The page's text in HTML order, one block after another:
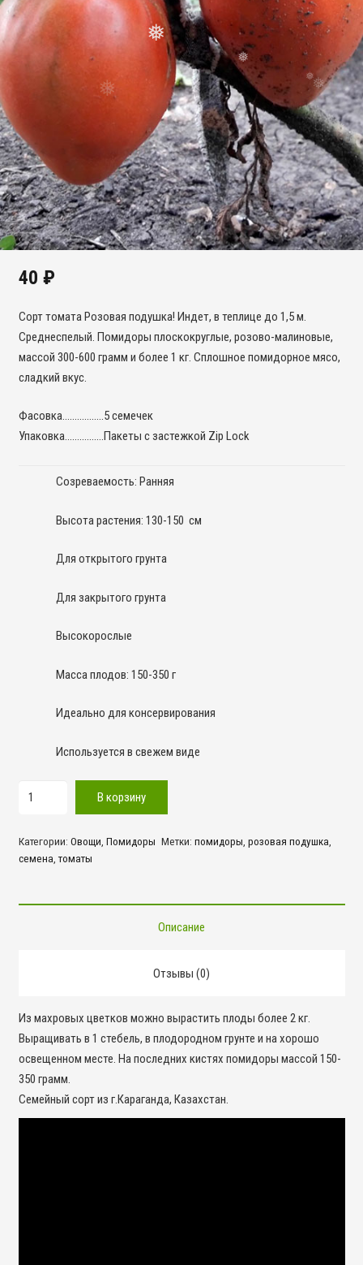
❅
❅
❅
❅
40 ₽
Сорт томата Розовая подушка! Индет, в теплице до 1,5 м.
Среднеспелый. Помидоры плоскокруглые, розово-малиновые,
массой 300-600 грамм и более 1 кг. Сплошное помидорное мясо,
сладкий вкус.
Фасовка……………..5 семечек
Упаковка…………….Пакеты с застежкой Zip Lock
Созреваемость: Ранняя
Высота растения: 130-150 см
Для открытого грунта
Для закрытого грунта
Высокорослые
Масса плодов: 150-350 г
Идеально для консервирования
Используется в свежем виде
Количество
Подушка
В корзину
Категории: Овощи Помидоры Метки: помидоры розовая подушка
семена томаты
Описание
Отзывы (0)
Из махровых цветков можно вырастить плоды более 2 кг.
Выращивать в 1 стебель, в плодородном грунте и на хорошо
освещенном месте. На последних кистях помидоры массой 150-
350 грамм.
Семейный сорт из г.Караганда, Казахстан.